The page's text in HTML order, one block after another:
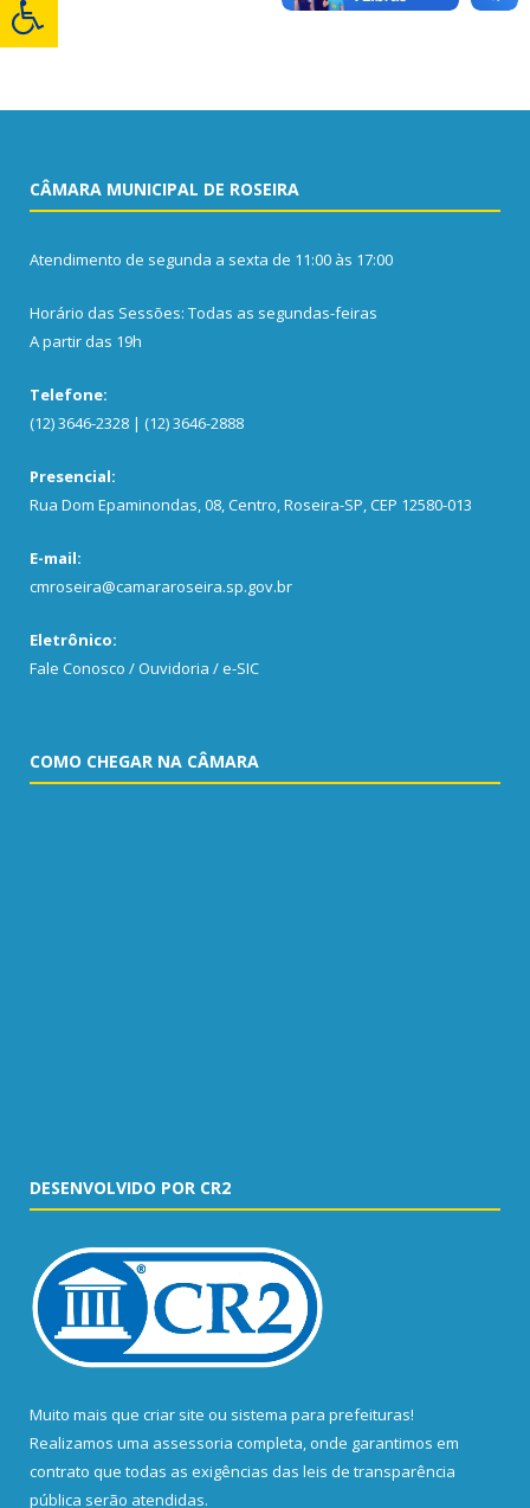
CÂMARA MUNICIPAL DE ROSEIRA
Atendimento de segunda a sexta de 11:00 às 17:00
Horário das Sessões: Todas as segundas-feiras
A partir das 19h
Telefone:
(12) 3646-2328 | (12) 3646-2888
Presencial:
Rua Dom Epaminondas, 08, Centro, Roseira-SP, CEP 12580-013
E-mail:
cmroseira@camararoseira.sp.gov.br
Eletrônico:
Fale Conosco / Ouvidoria / e-SIC
COMO CHEGAR NA CÂMARA
DESENVOLVIDO POR CR2
Muito mais que criar site ou sistema para prefeituras!
Realizamos uma assessoria completa, onde garantimos em
contrato que todas as exigências das leis de transparência
pública serão atendidas.